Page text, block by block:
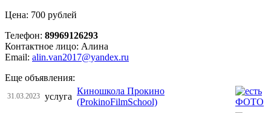
Цена: 700 рублей
Телефон: 89969126293
Контактное лицо: Алина
Email: alin.van2017@yandex.ru
Еще объявления:
31.03.2023 услуга
Киношкола Прокино
(ProkinoFilmSchool)